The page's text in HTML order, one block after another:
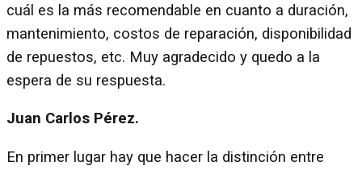
cuál es la más recomendable en cuanto a duración,
mantenimiento, costos de reparación, disponibilidad
de repuestos, etc. Muy agradecido y quedo a la
espera de su respuesta.
Juan Carlos Pérez.
En primer lugar hay que hacer la distinción entre